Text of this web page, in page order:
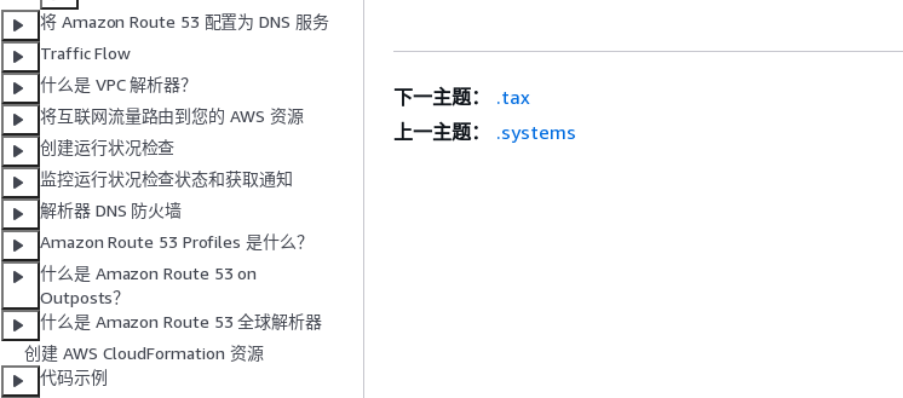
将 Amazon Route 53 配置为 DNS 服务
Traffic Flow
什么是 VPC 解析器？
将互联网流量路由到您的 AWS 资源
创建运行状况检查
监控运行状况检查状态和获取通知
解析器 DNS 防火墙
Amazon Route 53 Profiles 是什么？
什么是 Amazon Route 53 on
Outposts？
什么是 Amazon Route 53 全球解析器
创建 AWS CloudFormation 资源
代码示例
下一主题：
.tax
上一主题：
.systems